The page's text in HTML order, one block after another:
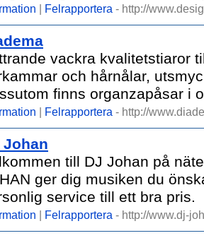
| Felrapportera - http://
vackra kvalitetstiaror
och hårnålar,
finns organzapåsar i
| Felrapportera - http://
Johan
till DJ Johan på
ger dig musiken du
service till ett bra pris.
| Felrapportera - http://www.dj-